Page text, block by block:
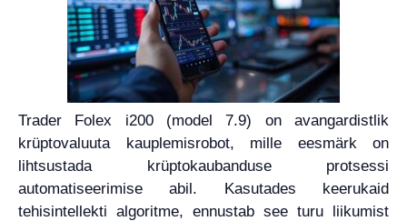
Trader Folex i200 (model 7.9) on avangardistlik
krüptovaluuta kauplemisrobot, mille eesmärk on
lihtsustada krüptokaubanduse protsessi
automatiseerimise abil. Kasutades keerukaid
tehisintellekti algoritme, ennustab see turu liikumist